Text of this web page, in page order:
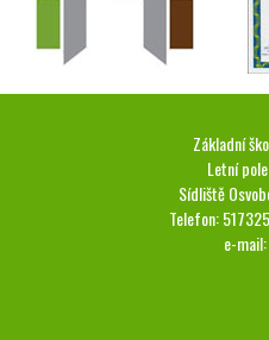
Základní
Letní
Sídliště
Telefon:
e-mail: